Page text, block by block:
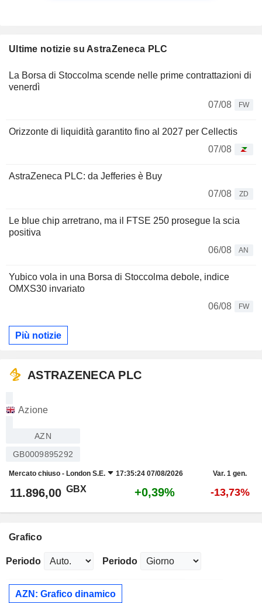
Ultime notizie su AstraZeneca PLC
La Borsa di Stoccolma scende nelle prime contrattazioni di
venerdì
07/08
FW
Orizzonte di liquidità garantito fino al 2027 per Cellectis
07/08
AstraZeneca PLC: da Jefferies è Buy
07/08
ZD
Le blue chip arretrano, ma il FTSE 250 prosegue la scia
positiva
06/08
AN
Yubico vola in una Borsa di Stoccolma debole, indice
OMXS30 invariato
06/08
FW
Più notizie
ASTRAZENECA PLC
Azione
AZN
GB0009895292
Mercato chiuso - London S.E. 17:35:24 07/08/2026 Var. 1 gen.
11.896,00 GBX +0,39% -13,73%
Grafico
Periodo Periodo
AZN: Grafico dinamico